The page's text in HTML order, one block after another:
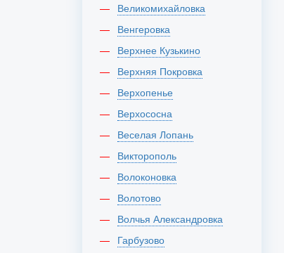
Великомихайловка
Венгеровка
Верхнее Кузькино
Верхняя Покровка
Верхопенье
Верхососна
Веселая Лопань
Викторополь
Волоконовка
Волотово
Волчья Александровка
Гарбузово